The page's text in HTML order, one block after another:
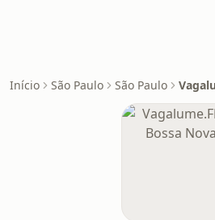
Início São Paulo São Paulo